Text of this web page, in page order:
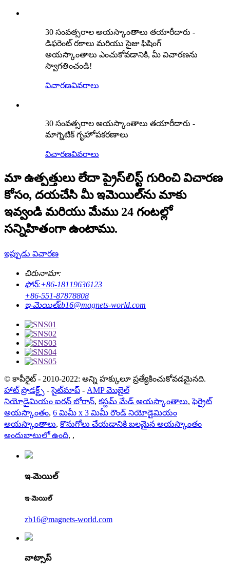
30 సంవత్సరాల అయస్కాంతాలు తయారీదారు -
డిఫరెంట్ రకాలు మరియు సైజు ఫిషింగ్
అయస్కాంతాలు ఎంచుకోవడానికి, మీ విచారణను
స్వాగతించండి!
విచారణవివరాలు
30 సంవత్సరాల అయస్కాంతాలు తయారీదారు -
మాగ్నెటిక్ గృహోపకరణాలు
విచారణవివరాలు
మా ఉత్పత్తులు లేదా ప్రైస్‌లిస్ట్ గురించి విచారణ
కోసం, దయచేసి మీ ఇమెయిల్‌ను మాకు
ఇవ్వండి మరియు మేము 24 గంటల్లో
సన్నిహితంగా ఉంటాము.
ఇప్పుడు విచారణ
చిరునామా:
ఫోన్:+86-18119636123
+86-551-87878808
ఇ-మెయిల్zb16@magnets-world.com
© కాపీరైట్ - 2010-2022: అన్ని హక్కులూ ప్రత్యేకించుకోవడమైనది.
హాట్ ప్రొడక్ట్స్ -సైట్‌మాప్ - AMP మొబైల్
నియోడైమియం ఐరన్ బోరాన్, కస్టమ్ మేడ్ అయస్కాంతాలు,ఫెర్రైట్
అయస్కాంతం, 6 మిమీ x 3 మిమీ రౌండ్ నియోడైమియం
అయస్కాంతాలు, కొనుగోలు చేయడానికి బలమైన అయస్కాంతం
అందుబాటులో ఉంది, ,
ఇ-మెయిల్
ఇ-మెయిల్
zb16@magnets-world.com
వాట్సాప్